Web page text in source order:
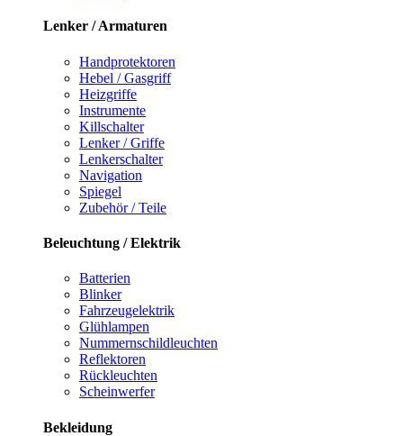
Lenker / Armaturen
Handprotektoren
Hebel / Gasgriff
Heizgriffe
Instrumente
Killschalter
Lenker / Griffe
Lenkerschalter
Navigation
Spiegel
Zubehör / Teile
Beleuchtung / Elektrik
Batterien
Blinker
Fahrzeugelektrik
Glühlampen
Nummernschildleuchten
Reflektoren
Rückleuchten
Scheinwerfer
Bekleidung